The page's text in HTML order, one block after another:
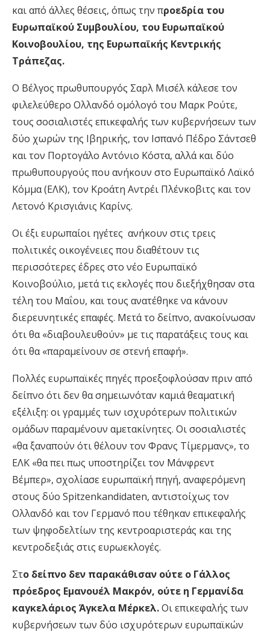
και από άλλες θέσεις, όπως την προεδρία του
Ευρωπαϊκού Συμβουλίου, του Ευρωπαϊκού
Κοινοβουλίου, της Ευρωπαϊκής Κεντρικής
Τράπεζας.
Ο Βέλγος πρωθυπουργός Σαρλ Μισέλ κάλεσε τον
φιλελεύθερο Ολλανδό ομόλογό του Μαρκ Ρούτε,
τους σοσιαλιστές επικεφαλής των κυβερνήσεων των
δύο χωρών της Ιβηρικής, τον Ισπανό Πέδρο Σάντσεθ
και τον Πορτογάλο Αντόνιο Κόστα, αλλά και δύο
πρωθυπουργούς που ανήκουν στο Ευρωπαϊκό Λαϊκό
Κόμμα (ΕΛΚ), τον Κροάτη Αντρέι Πλένκοβιτς και τον
Λετονό Κρισγιάνις Καρίνς.
Οι έξι ευρωπαίοι ηγέτες ανήκουν στις τρεις
πολιτικές οικογένειες που διαθέτουν τις
περισσότερες έδρες στο νέο Ευρωπαϊκό
Κοινοβούλιο, μετά τις εκλογές που διεξήχθησαν στα
τέλη του Μαΐου, και τους ανατέθηκε να κάνουν
διερευνητικές επαφές. Μετά το δείπνο, ανακοίνωσαν
ότι θα «διαβουλευθούν» με τις παρατάξεις τους και
ότι θα «παραμείνουν σε στενή επαφή».
Πολλές ευρωπαϊκές πηγές προεξοφλούσαν πριν από
δείπνο ότι δεν θα σημειωνόταν καμιά θεαματική
εξέλιξη: οι γραμμές των ισχυρότερων πολιτικών
ομάδων παραμένουν αμετακίνητες. Οι σοσιαλιστές
«θα ξαναπούν ότι θέλουν τον Φρανς Τίμερμανς», το
ΕΛΚ «θα πει πως υποστηρίζει τον Μάνφρεντ
Βέμπερ», σχολίασε ευρωπαϊκή πηγή, αναφερόμενη
στους δύο Spitzenkandidaten, αντιστοίχως τον
Ολλανδό και τον Γερμανό που τέθηκαν επικεφαλής
των ψηφοδελτίων της κεντροαριστεράς και της
κεντροδεξιάς στις ευρωεκλογές.
Στο δείπνο δεν παρακάθισαν ούτε ο Γάλλος
πρόεδρος Εμανουέλ Μακρόν, ούτε η Γερμανίδα
καγκελάριος Άγκελα Μέρκελ.Οι επικεφαλής των
κυβερνήσεων των δύο ισχυρότερων ευρωπαϊκών